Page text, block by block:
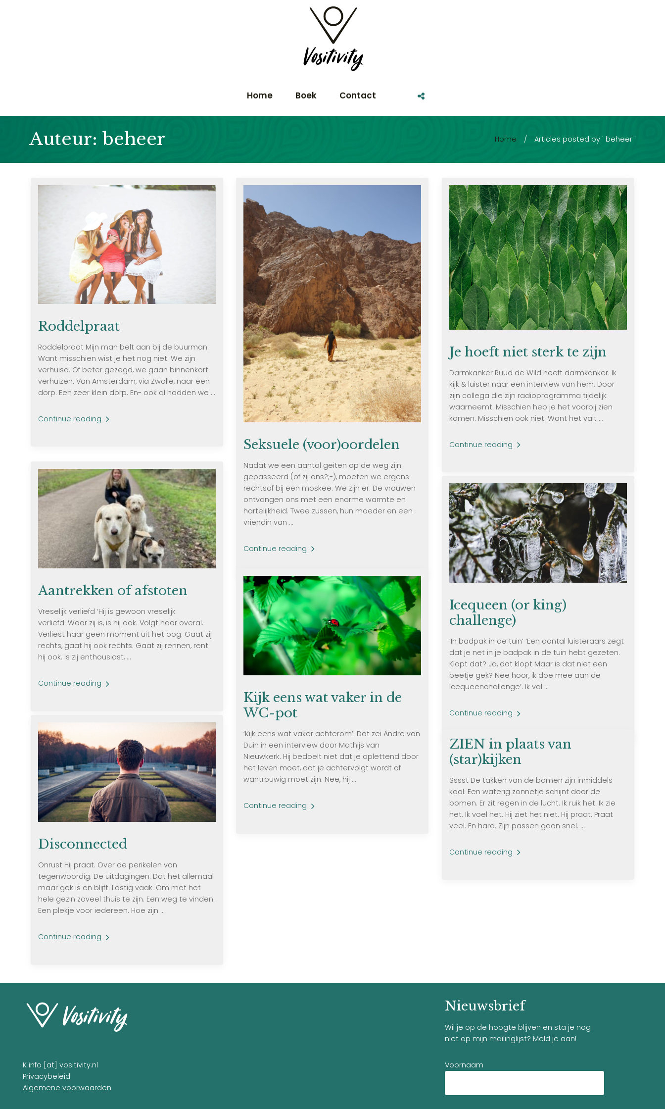
Home Boek Contact
Auteur: beheer Home / Articles posted by ' beheer '
Roddelpraat
Roddelpraat Mijn man belt aan bij de buurman.
Want misschien wist je het nog niet. We zijn
verhuisd. Of beter gezegd, we gaan binnenkort
verhuizen. Van Amsterdam, via Zwolle, naar een
dorp. Een zeer klein dorp. En- ook al hadden we ...
Continue reading
Seksuele (voor)oordelen
Nadat we een aantal geiten op de weg zijn
gepasseerd (of zij ons?;-), moeten we ergens
rechtsaf bij een moskee. We zijn er. De vrouwen
ontvangen ons met een enorme warmte en
hartelijkheid. Twee zussen, hun moeder en een
vriendin van ...
Continue reading
Je hoeft niet sterk te zijn
Darmkanker Ruud de Wild heeft darmkanker. Ik
kijk & luister naar een interview van hem. Door
zijn collega die zijn radioprogramma tijdelijk
waarneemt. Misschien heb je het voorbij zien
komen. Misschien ook niet. Want het valt ...
Continue reading
Aantrekken of afstoten
Vreselijk verliefd ‘Hij is gewoon vreselijk
verliefd. Waar zij is, is hij ook. Volgt haar overal.
Verliest haar geen moment uit het oog. Gaat zij
rechts, gaat hij ook rechts. Gaat zij rennen, rent
hij ook. Is zij enthousiast, ...
Continue reading
Icequeen (or king)
challenge)
‘In badpak in de tuin’ ‘Een aantal luisteraars zegt
dat je net in je badpak in de tuin hebt gezeten.
Klopt dat? Ja, dat klopt Maar is dat niet een
beetje gek? Nee hoor, ik doe mee aan de
Icequeenchallenge’. Ik val ...
Continue reading
Kijk eens wat vaker in de
WC-pot
‘Kijk eens wat vaker achterom’. Dat zei Andre van
Duin in een interview door Mathijs van
Nieuwkerk. Hij bedoelt niet dat je oplettend door
het leven moet, dat je achtervolgt wordt of
wantrouwig moet zijn. Nee, hij ...
Continue reading
Disconnected
Onrust Hij praat. Over de perikelen van
tegenwoordig. De uitdagingen. Dat het allemaal
maar gek is en blijft. Lastig vaak. Om met het
hele gezin zoveel thuis te zijn. Een weg te vinden.
Een plekje voor iedereen. Hoe zijn ...
Continue reading
ZIEN in plaats van
(star)kijken
Sssst De takken van de bomen zijn inmiddels
kaal. Een waterig zonnetje schijnt door de
bomen. Er zit regen in de lucht. Ik ruik het. Ik zie
het. Ik voel het. Hij ziet het niet. Hij praat. Praat
veel. En hard. Zijn passen gaan snel. ...
Continue reading
K info [at] vositivity.nl
Privacybeleid
Algemene voorwaarden
Nieuwsbrief
Wil je op de hoogte blijven en sta je nog
niet op mijn mailinglijst? Meld je aan!
Voornaam